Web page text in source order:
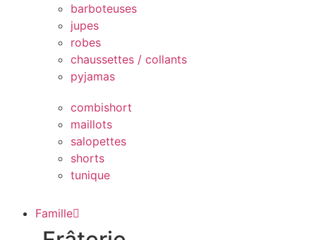
barboteuses
jupes
robes
chaussettes / collants
pyjamas
combishort
maillots
salopettes
shorts
tunique
Famille